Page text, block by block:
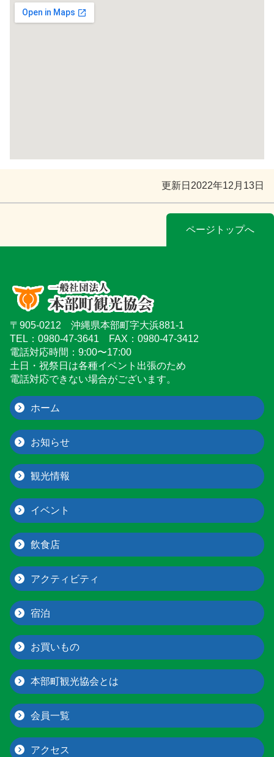
更新日 2022年12月13日
ページトップへ
〒905-0212 沖縄県本部町字大浜881-1
TEL：0980-47-3641 FAX：0980-47-3412
電話対応時間：9:00〜17:00
土日・祝祭日は各種イベント出張のため
電話対応できない場合がございます。
ホーム
お知らせ
観光情報
イベント
飲食店
アクティビティ
宿泊
お買いもの
本部町観光協会とは
会員一覧
アクセス